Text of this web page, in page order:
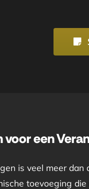
voor een
is veel meer dan
toevoeging